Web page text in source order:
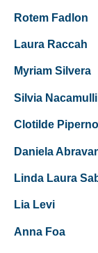
Rotem Fadlon
Laura Raccah
Myriam Silvera
Silvia Nacamulli
Clotilde
Daniela
Linda Laura
Lia Levi
Anna Foa